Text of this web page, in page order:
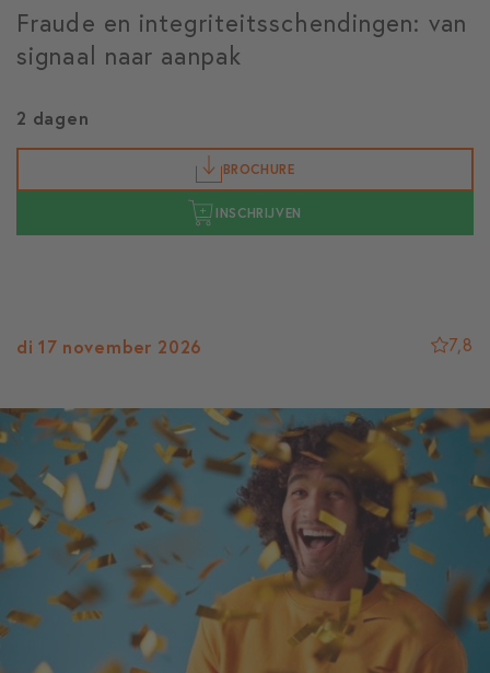
Fraude en integriteitsschendingen: van
signaal naar aanpak
2 dagen
BROCHURE
INSCHRIJVEN
di 17 november 2026 7,8